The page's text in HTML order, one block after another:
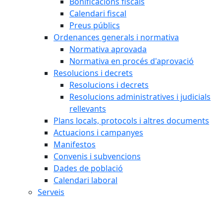
Calendari fiscal
Preus públics
Ordenances generals i normativa
Normativa aprovada
Normativa en procés d'aprovació
Resolucions i decrets
Resolucions i decrets
Resolucions administratives i judicials
rellevants
Plans locals, protocols i altres documents
Actuacions i campanyes
Manifestos
Convenis i subvencions
Dades de població
Calendari laboral
Serveis